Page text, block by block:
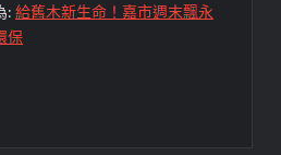
:給舊木新生命！嘉市週末飄永
保